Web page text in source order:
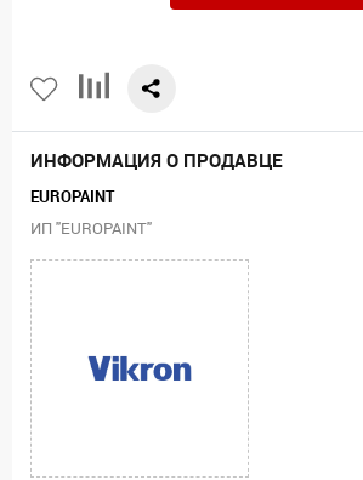
ИНФОРМАЦИЯ О ПРОДАВЦЕ
EUROPAINT
ИП "EUROPAINT"